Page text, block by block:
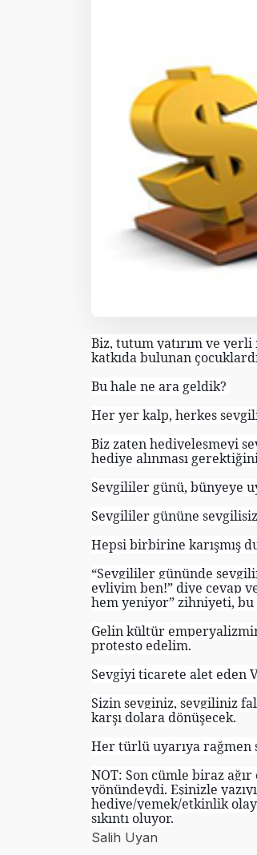
Biz, tutum yatırım ve yerli
katkıda bulunan
Bu hale ne ara geldik?
Her yer kalp, herkes
Biz zaten hediyeleşmeyi
hediye alınması
Sevgililer günü, bünyeye
Sevgililer gününe
Hepsi birbirine karışmış
“Sevgililer gününde
evliyim ben!” diye cevap
hem yeniyor” zihniyeti, bu
Gelin kültür
protesto edelim.
Sevgiyi ticarete alet eden
Sizin sevginiz, sevgiliniz
karşı dolara dönüşecek.
Her türlü uyarıya
NOT: Son cümle biraz
yönündeydi. Eşinizle
hediye/yemek/etkinlik
sıkıntı oluyor.
Salih Uyan